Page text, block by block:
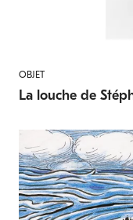
OBJET
La louche de